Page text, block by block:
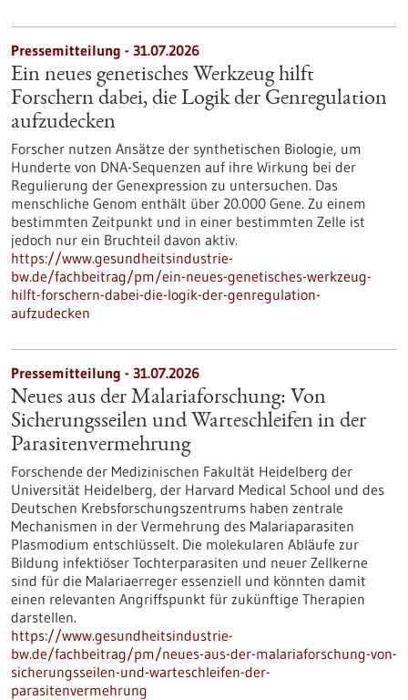
Pressemitteilung - 31.07.2026
Ein neues genetisches Werkzeug hilft
Forschern dabei, die Logik der Genregulation
aufzudecken
Forscher nutzen Ansätze der synthetischen Biologie, um
Hunderte von DNA-Sequenzen auf ihre Wirkung bei der
Regulierung der Genexpression zu untersuchen. Das
menschliche Genom enthält über 20.000 Gene. Zu einem
bestimmten Zeitpunkt und in einer bestimmten Zelle ist
jedoch nur ein Bruchteil davon aktiv.
https://www.gesundheitsindustrie-
bw.de/fachbeitrag/pm/ein-neues-genetisches-werkzeug-
hilft-forschern-dabei-die-logik-der-genregulation-
aufzudecken
Pressemitteilung - 31.07.2026
Neues aus der Malariaforschung: Von
Sicherungsseilen und Warteschleifen in der
Parasitenvermehrung
Forschende der Medizinischen Fakultät Heidelberg der
Universität Heidelberg, der Harvard Medical School und des
Deutschen Krebsforschungszentrums haben zentrale
Mechanismen in der Vermehrung des Malariaparasiten
Plasmodium entschlüsselt. Die molekularen Abläufe zur
Bildung infektiöser Tochterparasiten und neuer Zellkerne
sind für die Malariaerreger essenziell und könnten damit
einen relevanten Angriffspunkt für zukünftige Therapien
darstellen.
https://www.gesundheitsindustrie-
bw.de/fachbeitrag/pm/neues-aus-der-malariaforschung-von-
sicherungsseilen-und-warteschleifen-der-
parasitenvermehrung